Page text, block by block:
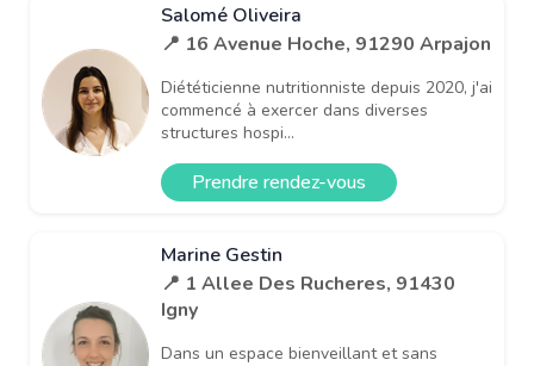
Salomé Oliveira
📍 16 Avenue Hoche, 91290 Arpajon
Diététicienne nutritionniste depuis 2020, j'ai
commencé à exercer dans diverses
structures hospi...
Prendre rendez-vous
Marine Gestin
📍 1 Allee Des Rucheres, 91430
Igny
Dans un espace bienveillant et sans